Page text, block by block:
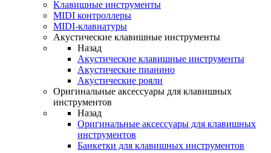
Клавишные инструменты
MIDI контроллеры
MIDI-клавиатуры
Акустические клавишные инструменты
Назад
Акустические клавишные инструменты
Акустические пианино
Акустические рояли
Оригинальные аксессуары для клавишных
инструментов
Назад
Оригинальные аксессуары для клавишных
инструментов
Банкетки для клавишных инструментов